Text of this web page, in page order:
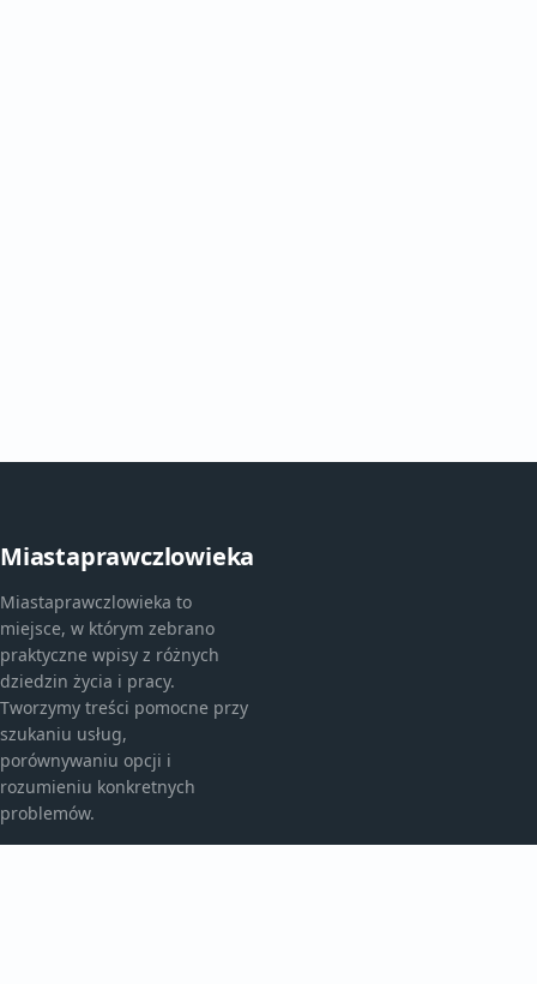
Miastaprawczlowieka
Miastaprawczlowieka to
miejsce, w którym zebrano
praktyczne wpisy z różnych
dziedzin życia i pracy.
Tworzymy treści pomocne przy
szukaniu usług,
porównywaniu opcji i
rozumieniu konkretnych
problemów.